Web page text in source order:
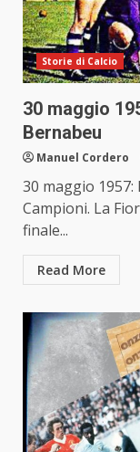
Storie di Calcio
30 maggio
Bernabeu
Manuel Cordero
30 maggio
Campioni. La
finale...
Read More